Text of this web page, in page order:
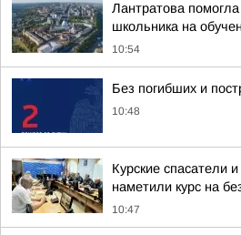
Лантратова
школьника на
10:54
Без погибших и
10:48
Курские спасатели
наметили курс на
10:47